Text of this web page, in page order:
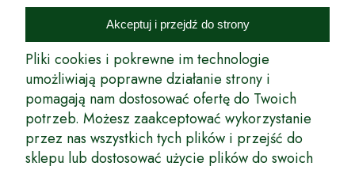
Internetowy Sklep Ogrodniczy Podkarpackie Sady to inicjatywa
podkarpackich szkółkarzy, której zamierzeniem jest wprowadzenie na
rynek wysokiej jakości drzewek owocowych, drzewek ozdobnych oraz
innych produktów pozwalających na uprawianie zarówno małych, jak
i dużych sadów oraz ogrodów.
Wspólnie stworzyliśmy dla Państwa kompleksową ofertę - wspaniałe
produkty, dary ziemi ze szkółek drzewek ozdobnych i owocowych,
których tradycje sięgają roku 1953. Drzewka produkowane są
z najwyższą starannością przez trzecie pokolenie plantatorów.
Długoletnie Doświadczenie sprawiło, że wszystkie drzewka cechuje
Akceptuj i przejdź do strony
Pliki cookies i pokrewne im technologie
umożliwiają poprawne działanie strony i
pomagają nam dostosować ofertę do Twoich
potrzeb. Możesz zaakceptować wykorzystanie
przez nas wszystkich tych plików i przejść do
sklepu lub dostosować użycie plików do swoich